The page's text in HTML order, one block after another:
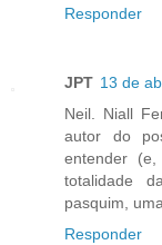
Responder
JPT 13 de
Neil. Niall
autor do
entender
totalidade
pasquim,
Responder